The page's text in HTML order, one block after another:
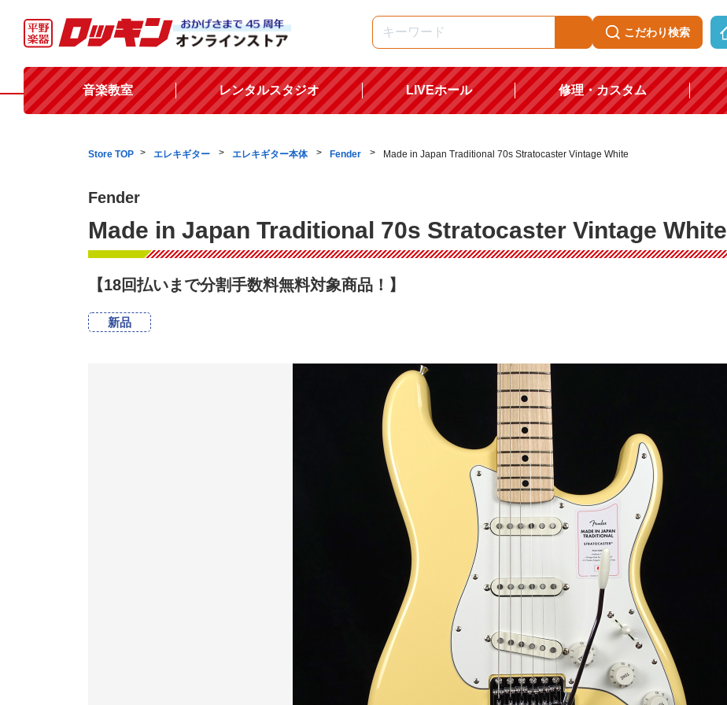
こだわり検索
音楽教室 レンタルスタジオ LIVEホール 修理・カスタム
Store TOP エレキギター エレキギター本体 Fender Made in Japan Traditional 70s Stratocaster Vintage White
Fender
Made in Japan Traditional 70s Stratocaster Vintage White
【18回払いまで分割手数料無料対象商品！】
新品